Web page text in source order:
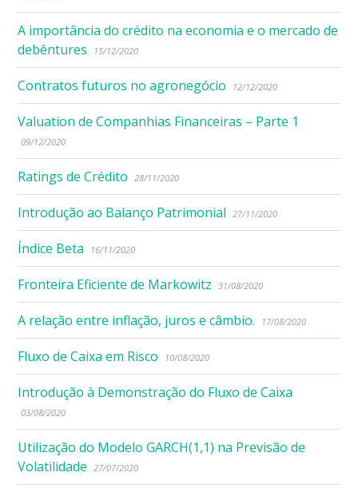
A importância do crédito na economia e o mercado de
debêntures
15/12/2020
Contratos futuros no agronegócio 12/12/2020
Valuation de Companhias Financeiras – Parte 1
09/12/2020
Ratings de Crédito 28/11/2020
Introdução ao Balanço Patrimonial 27/11/2020
Índice Beta 16/11/2020
Fronteira Eficiente de Markowitz 31/08/2020
A relação entre inflação, juros e câmbio. 17/08/2020
Fluxo de Caixa em Risco 10/08/2020
Introdução à Demonstração do Fluxo de Caixa
03/08/2020
Utilização do Modelo GARCH(1,1) na Previsão de
Volatilidade
27/07/2020